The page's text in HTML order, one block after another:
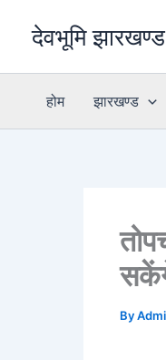
देवभूमि
होम झारखण्ड
By